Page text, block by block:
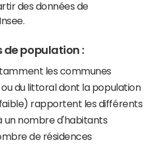
des données de
de population :
les communes
du littoral dont la population
rapportent les différents
un nombre d'habitants
de résidences